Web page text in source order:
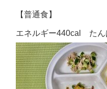
【普通食】
エネルギー440cal た